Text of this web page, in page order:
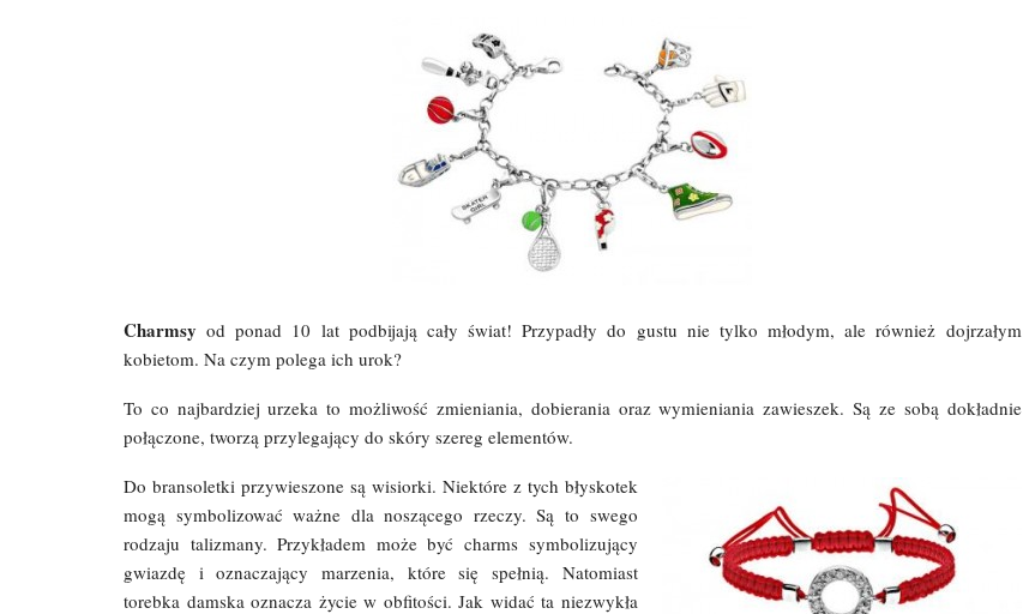
Charmsy od ponad 10 lat podbijają cały świat! Przypadły do gustu nie tylko młodym, ale również dojrzałym
kobietom. Na czym polega ich urok?
To co najbardziej urzeka to możliwość zmieniania, dobierania oraz wymieniania zawieszek. Są ze sobą dokładnie
połączone, tworzą przylegający do skóry szereg elementów.
Do bransoletki przywieszone są wisiorki. Niektóre z tych błyskotek
mogą symbolizować ważne dla noszącego rzeczy. Są to swego
rodzaju talizmany. Przykładem może być charms symbolizujący
gwiazdę i oznaczający marzenia, które się spełnią. Natomiast
torebka damska oznacza życie w obfitości. Jak widać ta niezwykła